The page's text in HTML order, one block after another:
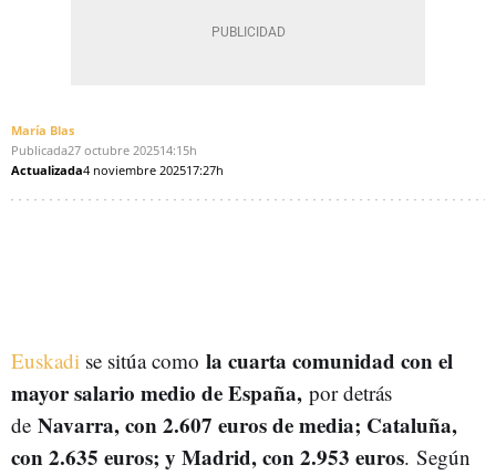
María Blas
Publicada27 octubre 202514:15h
Actualizada4 noviembre 202517:27h
Euskadi se sitúa como la cuarta comunidad con el
mayor salario medio de España, por detrás
de Navarra, con 2.607 euros de media; Cataluña,
con 2.635 euros; y Madrid, con 2.953 euros. Según